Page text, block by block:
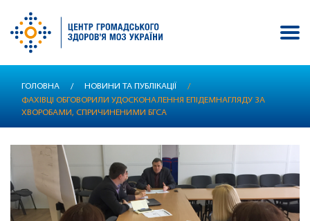
основного
ГОЛОВНА / НОВИНИ ТА ПУБЛІКАЦІЇ
/
ФАХІВЦІ ОБГОВОРИЛИ УДОСКОНАЛЕННЯ ЕПІДЕМНАГЛЯДУ ЗА
ХВОРОБАМИ, СПРИЧИНЕНИМИ БГСА